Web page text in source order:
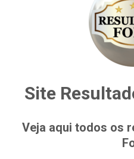
Site
Veja aqui todos os